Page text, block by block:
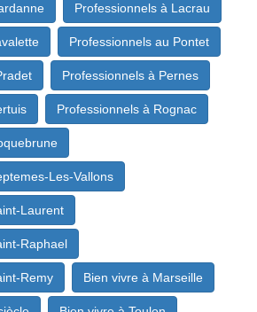
Professionnels à Lacrau
Professionnels au Pontet
Professionnels à Pernes
Professionnels à Rognac
Les-Vallons
Laurent
Raphael
Remy Bien vivre à Marseille